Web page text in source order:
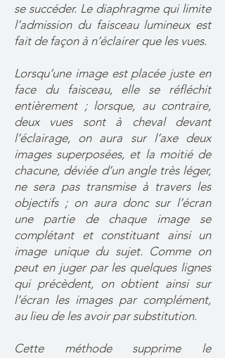
se succéder. Le diaphragme qui limite
l’admission du faisceau lumineux est
fait de façon à n’éclairer que les vues.
Lorsqu’une image est placée juste en
face du faisceau, elle se réfléchit
entièrement ; lorsque, au contraire,
deux vues sont à cheval devant
l’éclairage, on aura sur l’axe deux
images superposées, et la moitié de
chacune, déviée d’un angle très léger,
ne sera pas transmise à travers les
objectifs ; on aura donc sur l’écran
une partie de chaque image se
complétant et constituant ainsi un
image unique du sujet. Comme on
peut en juger par les quelques lignes
qui précèdent, on obtient ainsi sur
l’écran les images par complément,
au lieu de les avoir par substitution.
Cette méthode supprime le